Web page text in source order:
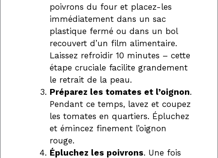
poivrons du four et placez-les
immédiatement dans un sac
plastique fermé ou dans un bol
recouvert d’un film alimentaire.
Laissez refroidir 10 minutes – cette
étape cruciale facilite grandement
le retrait de la peau.
Préparez les tomates et l’oignon.
Pendant ce temps, lavez et coupez
les tomates en quartiers. Épluchez
et émincez finement l’oignon
rouge.
Épluchez les poivrons. Une fois